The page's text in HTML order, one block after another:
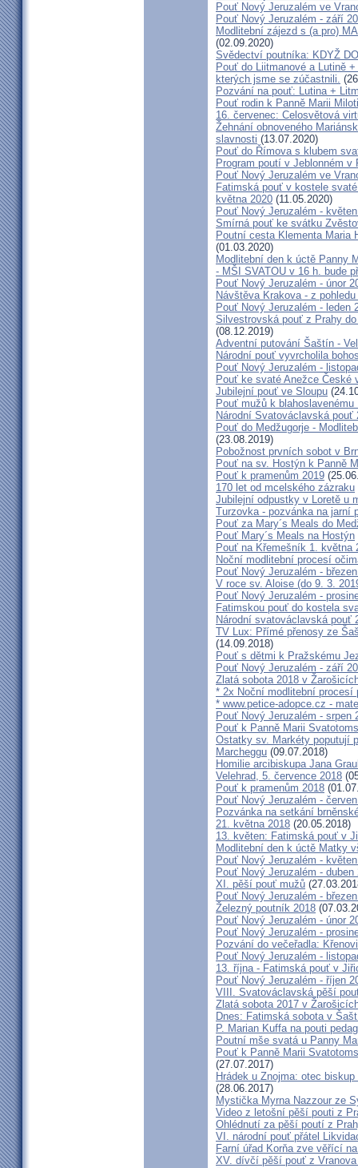
Pouť Nový Jeruzalém ve
Pouť Nový Jeruzalém - září
Modlitební zájezd s (a pro)
(02.09.2020)
Svědectví poutníka: KDYŽ
Pouť do Liitmanové a Lutině
kterých jsme se zúčastnili.
Pozvání na pouť: Lutina +
Pouť rodin k Panně Marii
16. červenec: Celosvětová
Žehnání obnoveného
slavnosti (13.07.2020)
Pouť do Římova s klubem
Program poutí v Jeblonném v
Pouť Nový Jeruzalém ve
Fatimská pouť v kostele
května 2020 (11.05.2020)
Pouť Nový Jeruzalém -
Smírná pouť ke svátku
Poutní cesta Klementa Maria
(01.03.2020)
Modlitební den k úctě Panny
- MŠI SVATOU v 16 h. bude
Pouť Nový Jeruzalém - únor
Návštěva Krakova - z
Pouť Nový Jeruzalém - leden
Silvestrovská pouť z Prahy
(08.12.2019)
Adventní putování Šaštín -
Národní pouť vyvrcholila
Pouť Nový Jeruzalém -
Pouť ke svaté Anežce České
Jubilejní pouť ve Sloupu
Pouť mužů k
Národní Svatováclavská pouť
Pouť do Medžugorje -
(23.08.2019)
Pobožnost prvních sobot v
Pouť na sv. Hostýn k Panně
Pouť k pramenům 2019
170 let od mcelského zázraku
Jubilejní odpustky v Loretě u
Turzovka - pozvánka na jarní
Pouť za Mary´s Meals do
Pouť Mary´s Meals na Hostýn
Pouť na Křemešník 1. května
Noční modlitební procesí
Pouť Nový Jeruzalém -
V roce sv. Aloise (do 9. 3.
Pouť Nový Jeruzalém -
Fatimskou pouť do kostela
Národní svatováclavská pouť
TV Lux: Přímé přenosy ze
(14.09.2018)
Pouť s dětmi k Pražskému
Pouť Nový Jeruzalém - září
Zlatá sobota 2018 v
* 2x Noční modlitební
* www.petice-adopce.cz -
Pouť Nový Jeruzalém - srpen
Pouť k Panně Marii
Ostatky sv. Markéty poputují
Marcheggu (09.07.2018)
Homilie arcibiskupa Jana
Velehrad, 5. července 2018
Pouť k pramenům 2018
Pouť Nový Jeruzalém -
Pozvánka na setkání
21. května 2018 (20.05.2018)
13. květen: Fatimská pouť v
Modlitební den k úctě Matky
Pouť Nový Jeruzalém -
Pouť Nový Jeruzalém - duben
XI. pěší pouť mužů
Pouť Nový Jeruzalém -
Železný poutník 2018
Pouť Nový Jeruzalém - únor
Pouť Nový Jeruzalém -
Pozvání do večeřadla:
Pouť Nový Jeruzalém -
13. října - Fatimská pouť v
Pouť Nový Jeruzalém - říjen
VIII. Svatováclavská pěší
Zlatá sobota 2017 v
Dnes: Fatimská sobota v
P. Marian Kuffa na pouti
Poutní mše svatá u Panny
Pouť k Panně Marii
(27.07.2017)
Hrádek u Znojma: otec
(28.06.2017)
Mystička Myrna Nazzour ze
Video z letošní pěší pouti z
Ohlédnutí za pěší poutí z
VI. národní pouť přátel
Farní úřad Korňa zve věřící
XV. dívčí pěší pouť z